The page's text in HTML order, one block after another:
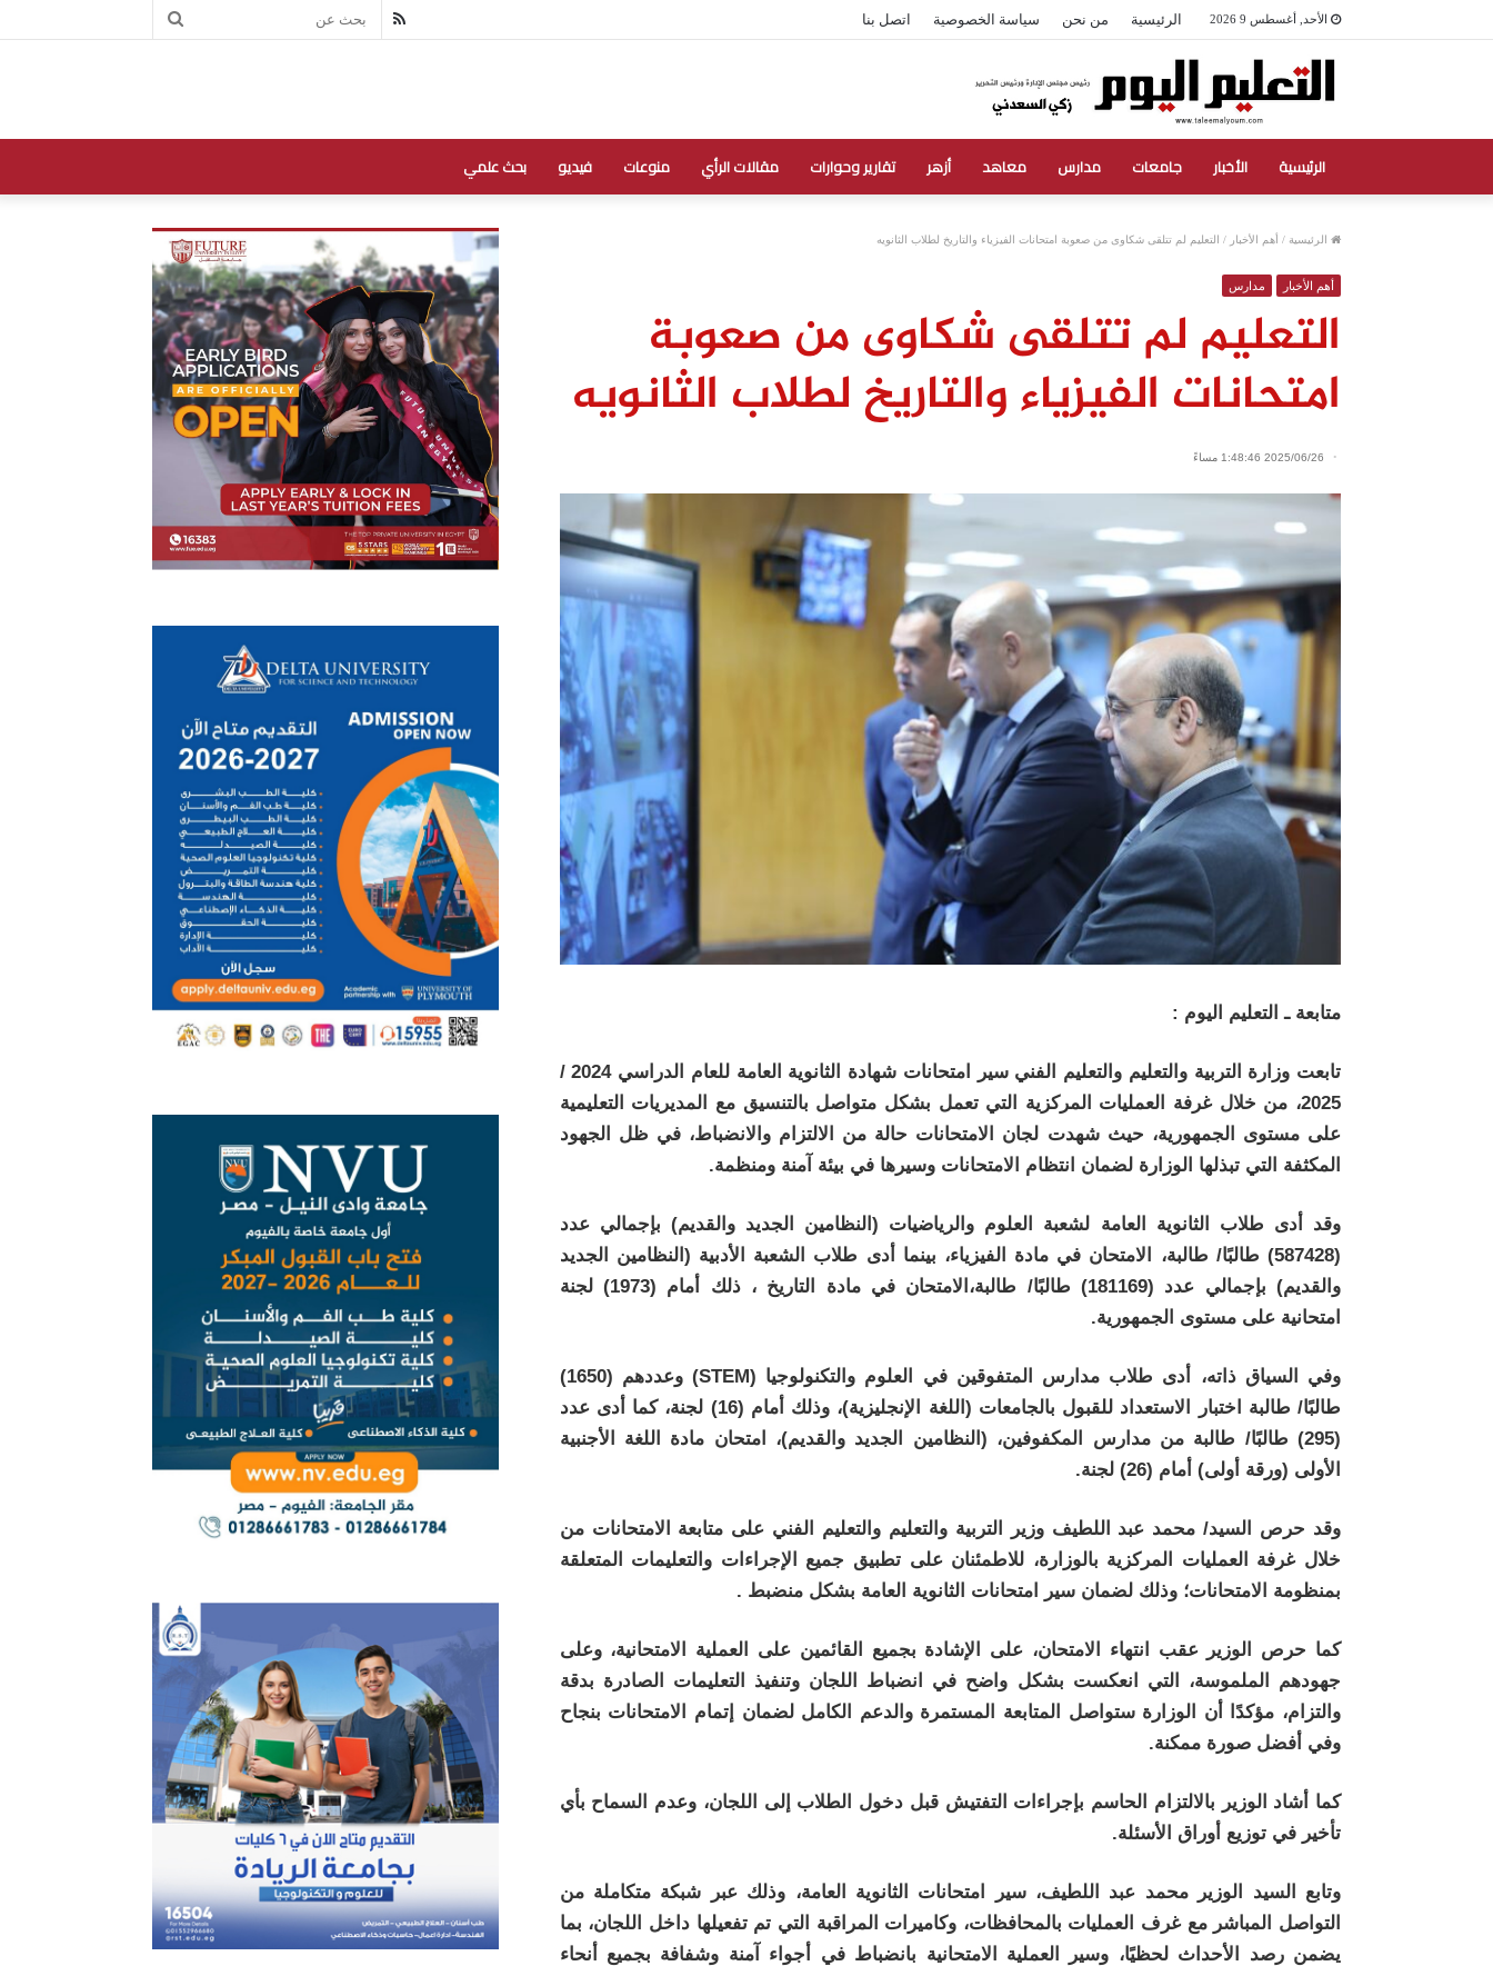
الأحد, أغسطس 9 2026 الرئيسية من نحن سياسة الخصوصية اتصل بنا بحث RSS
الرئيسية الأخبار جامعات مدارس معاهد أزهر تقارير وحوارات مقالات الرأي منوعات فيديو بحث علمي
الرئيسية / أهم الأخبار / التعليم لم تتلقى شكاوى من صعوبة امتحانات الفيزياء والتاريخ لطلاب الثانويه
أهم الأخبار مدارس
التعليم لم تتلقى شكاوى من صعوبة
امتحانات الفيزياء والتاريخ لطلاب الثانويه
2025/06/26 1:48:46 مساءً
متابعة ـ التعليم اليوم :
تابعت وزارة التربية والتعليم والتعليم الفني سير امتحانات شهادة الثانوية العامة للعام الدراسي 2024 /
2025، من خلال غرفة العمليات المركزية التي تعمل بشكل متواصل بالتنسيق مع المديريات التعليمية
على مستوى الجمهورية، حيث شهدت لجان الامتحانات حالة من الالتزام والانضباط، في ظل الجهود
المكثفة التي تبذلها الوزارة لضمان انتظام الامتحانات وسيرها في بيئة آمنة ومنظمة.
وقد أدى طلاب الثانوية العامة لشعبة العلوم والرياضيات (النظامين الجديد والقديم) بإجمالي عدد
(587428) طالبًا/ طالبة، الامتحان في مادة الفيزياء، بينما أدى طلاب الشعبة الأدبية (النظامين الجديد
والقديم) بإجمالي عدد (181169) طالبًا/ طالبة،الامتحان في مادة التاريخ ، ذلك أمام (1973) لجنة
امتحانية على مستوى الجمهورية.
وفي السياق ذاته، أدى طلاب مدارس المتفوقين في العلوم والتكنولوجيا (STEM) وعددهم (1650)
طالبًا/ طالبة اختبار الاستعداد للقبول بالجامعات (اللغة الإنجليزية)، وذلك أمام (16) لجنة، كما أدى عدد
(295) طالبًا/ طالبة من مدارس المكفوفين، (النظامين الجديد والقديم)، امتحان مادة اللغة الأجنبية
الأولى (ورقة أولى) أمام (26) لجنة.
وقد حرص السيد/ محمد عبد اللطيف وزير التربية والتعليم والتعليم الفني على متابعة الامتحانات من
خلال غرفة العمليات المركزية بالوزارة، للاطمئنان على تطبيق جميع الإجراءات والتعليمات المتعلقة
بمنظومة الامتحانات؛ وذلك لضمان سير امتحانات الثانوية العامة بشكل منضبط .
كما حرص الوزير عقب انتهاء الامتحان، على الإشادة بجميع القائمين على العملية الامتحانية، وعلى
جهودهم الملموسة، التي انعكست بشكل واضح في انضباط اللجان وتنفيذ التعليمات الصادرة بدقة
والتزام، مؤكدًا أن الوزارة ستواصل المتابعة المستمرة والدعم الكامل لضمان إتمام الامتحانات بنجاح
وفي أفضل صورة ممكنة.
كما أشاد الوزير بالالتزام الحاسم بإجراءات التفتيش قبل دخول الطلاب إلى اللجان، وعدم السماح بأي
تأخير في توزيع أوراق الأسئلة.
وتابع السيد الوزير محمد عبد اللطيف، سير امتحانات الثانوية العامة، وذلك عبر شبكة متكاملة من
التواصل المباشر مع غرف العمليات بالمحافظات، وكاميرات المراقبة التي تم تفعيلها داخل اللجان، بما
يضمن رصد الأحداث لحظيًا، وسير العملية الامتحانية بانضباط في أجواء آمنة وشفافة بجميع أنحاء